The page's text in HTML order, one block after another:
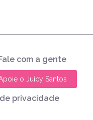
com a gente
o Juicy Santos
privacidade